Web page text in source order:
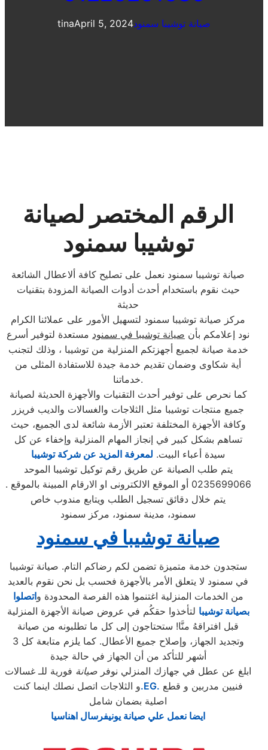
tinaApril 5, 2024صيانة توشيبا سمنود
الرقم المختصر لصيانة
توشيبا سمنود
صيانة توشيبا سمنود نعمل على تصليح كافة ألاعطال الشائعة
حيث نقوم باستخدام أحدث أدوات الصيانة المزودة بتقنيات
حديثة
مركز صيانة توشيبا سمنود لتسهيل الأمور على عملائنا الكرام
نود إعلامكم بأن صيانة توشيبا في سمنود مستعدة لتوفير أسرع
خدمة صيانة لجميع أجهزتكم المنزلية من توشيبا ، وذلك لتجنب
أية شكاوى وضمان تقديم خدمة جيدة للاستفادة المثلى من
خدماتنا.
كما نحرص على توفير أحدث التقنيات والأجهزة الحديثة لصيانة
جميع منتجات توشيبا مثل الثلاجات والغسالات والديب فریزر
وكافة الأجهزة المختلفة تعتبر الأزمة شائعة لدى الجميع، حيث
تساهم بشكل كبير في إنجاز المهام المنزلية وإخفاء عن كل
سيدة أعباء البيت. لمعرفة المزيد عن شركة توشيبا
يتم طلب الصيانة عن طريق رقم توكيل توشيبا الموحد
0235699066 أو الموقع الالكترونى او الارقام المبينة بالموقع .
يتم خلال دقائق تسجيل الطلب ويتابع مندوب خاص
سمنود، مدينة سمنود، مركز سمنود
صيانة توشيبا في سمنود
ستجدون خدمة متميزة تضمن لكم رضاكم التام. صيانة توشيبا
في سمنود لا يتعلق الأمر بالأجهزة فحسب بل نحن نقوم بالعديد
من الخدمات المنزلية اغتنموا هذه الفرصة المحدودة واتصلوا
بصيانة توشيبا لتأخذوا حقكُم في عروض صيانة الأجهزة المنزلية
قبل افتراقهُ منَّا! ستحتاجون إلى كل ما تطلبونه من صيانة
وتجديد الجهاز، وإصلاح جميع الأعطال. كما يلزم متابعة كل 3
أشهر للتأكد من أن الجهاز في حالة جيدة
ابلغ عن عطل في جهازك المنزلي نوفر صيانة فورية للـ غسالات
و الثلاجات اتصل نصلك اينما كنت.EG.
اصلية بضمان شامل
ايضا نعمل علي صيانة يونيفرسال اهناسيا